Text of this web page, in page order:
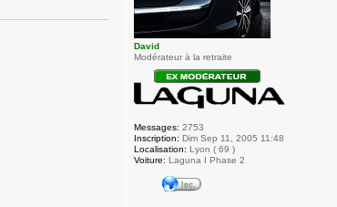
David
Modérateur à la retraite
Messages: 2753
Inscription: Dim Sep 11, 2005 11:48
Localisation: Lyon ( 69 )
Voiture: Laguna I Phase 2